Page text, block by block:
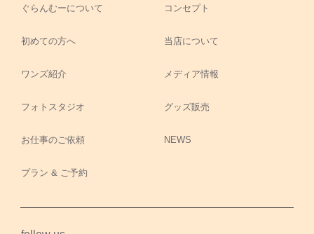
ぐらんむーについて コンセプト
初めての方へ 当店について
ワンズ紹介 メディア情報
フォトスタジオ グッズ販売
お仕事のご依頼 NEWS
プラン & ご予約